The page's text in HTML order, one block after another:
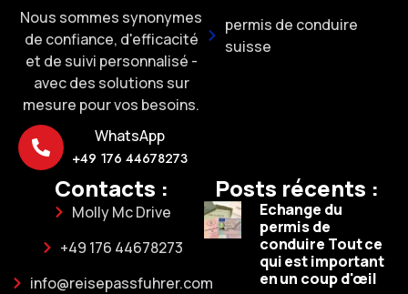
Nous sommes synonymes
de confiance, d'efficacité
et de suivi personnalisé -
avec des solutions sur
mesure pour vos besoins.
WhatsApp
+49 176 44678273
permis de conduire
suisse
Contacts :
Molly Mc Drive
+49 176 44678273
info@reisepassfuhrer.com
Posts récents :
Echange du
permis de
conduire Tout ce
qui est important
en un coup d'œil